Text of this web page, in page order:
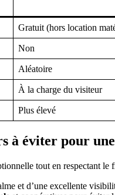
Gratuit (hors location
Non
Aléatoire
À la charge du visiteur
Plus élevé
à éviter pour
tout en respectant
et d’une excellente